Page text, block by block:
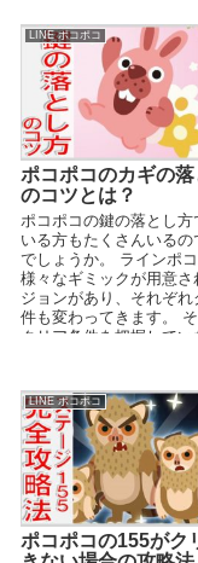
LINE ポコポコ
ポコポコのカギの
のコツとは？
ポコポコの鍵の落とし方
いる方もたくさんいるの
でしょうか。 ラインポ
様々なギミックが用意さ
ジョンがあり、それぞれ
件も変わってきます。
クリア条件を把握してい
LINE ポコポコ
ポコポコの155がク